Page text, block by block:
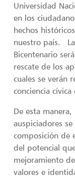
Universidad
en los
hechos
nuestro país.
Bicentenario
rescate de los
cuales se verán
conciencia
De esta
auspiciadores
composición de
del potencial
mejoramiento
valores e